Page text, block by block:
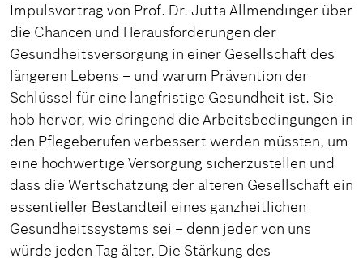
Impulsvortrag von Prof. Dr. Jutta Allmendinger über
die Chancen und Herausforderungen der
Gesundheitsversorgung in einer Gesellschaft des
längeren Lebens – und warum Prävention der
Schlüssel für eine langfristige Gesundheit ist. Sie
hob hervor, wie dringend die Arbeitsbedingungen in
den Pflegeberufen verbessert werden müssten, um
eine hochwertige Versorgung sicherzustellen und
dass die Wertschätzung der älteren Gesellschaft ein
essentieller Bestandteil eines ganzheitlichen
Gesundheitssystems sei – denn jeder von uns
würde jeden Tag älter. Die Stärkung des